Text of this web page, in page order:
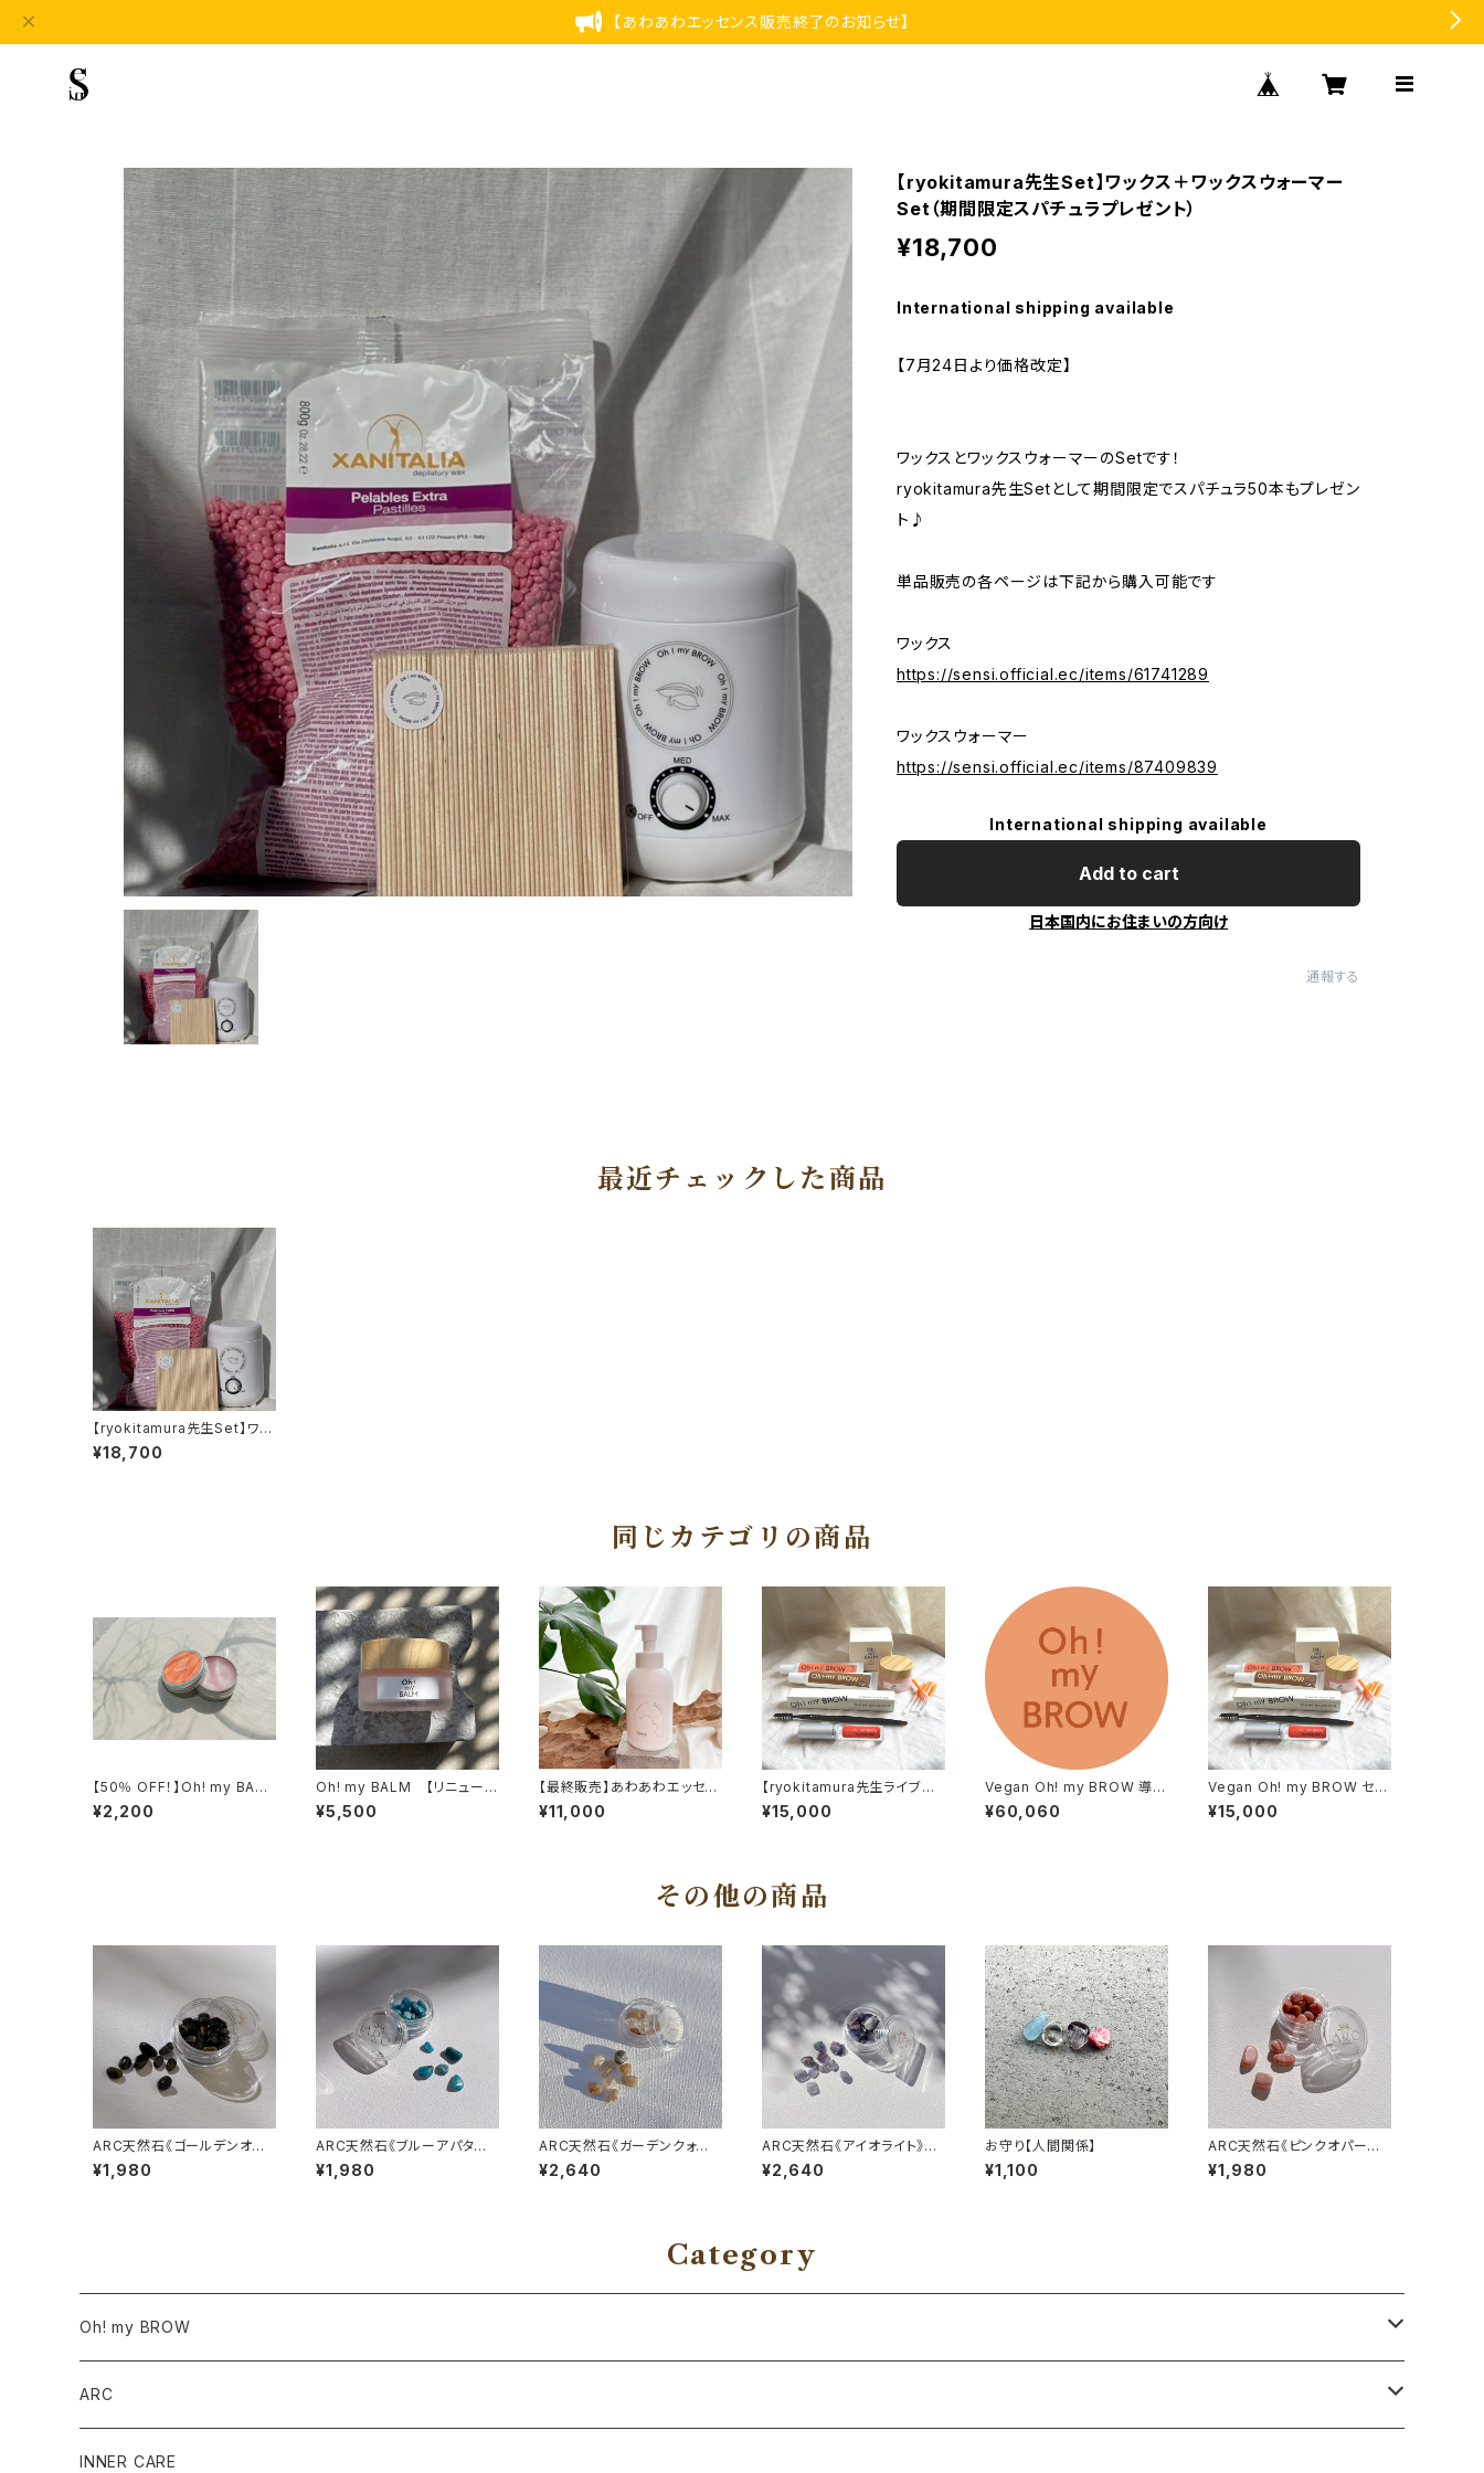
【あわあわエッセンス販売終了のお知らせ】
【ryokitamura先生Set】ワックス＋ワックスウォーマー
Set（期間限定スパチュラプレゼント）
¥18,700
International shipping available
【7月24日より価格改定】
ワックスとワックスウォーマーのSetです！
ryokitamura先生Setとして期間限定でスパチュラ50本もプレゼン
ト♪
単品販売の各ページは下記から購入可能です
ワックス
https://sensi.official.ec/items/61741289
ワックスウォーマー
https://sensi.official.ec/items/87409839
International shipping available
Add to cart
日本国内にお住まいの方向け
通報する
最近チェックした商品
【ryokitamura先生Set】ワッ
クス＋ワックスウォーマーSet
（期間限定スパチュラプレゼン
¥18,700
同じカテゴリの商品
【50％ OFF！】Oh! my BAL
M / 4400 → 2200
¥2,200
Oh! my BALM 【リニューア
ル】
¥5,500
【最終販売】あわあわエッセン
ス
¥11,000
【ryokitamura先生ライブ紹
介！】Vegan Oh! my BROW
セルフブロウトライアルSet
¥15,000
Vegan Oh! my BROW 導入
お申し込み※説明欄をご確認
ください
¥60,060
Vegan Oh! my BROW セル
フブロウトライアルSet
¥15,000
その他の商品
ARC天然石《ゴールデンオブ
シディアン》#マイナス習慣の
改善
¥1,980
ARC天然石《ブルーアパタイ
ト》#自信
¥1,980
ARC天然石《ガーデンクォー
ツ》#対人関係の向上
¥2,640
ARC天然石《アイオライト》#
自分を取り戻す
¥2,640
お守り【人間関係】
¥1,100
ARC天然石《ピンクオパール》
#芯を持つ
¥1,980
Category
Oh! my BROW
サロン導入商品
ワックス商品
ARC
SET
INNER CARE